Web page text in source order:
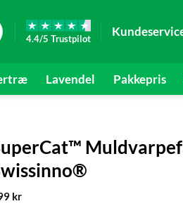
4.4/5 Trustpilot
Lavendel Pakkepris
kr